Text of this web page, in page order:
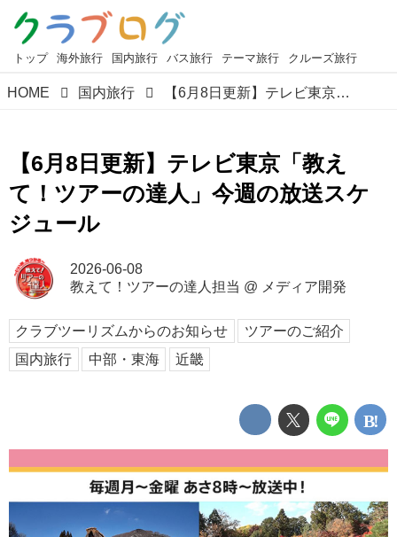
トップ 海外旅行 国内旅行 バス旅行 テーマ旅行 クルーズ旅行
HOME 国内旅行 【6月8日更新】テレビ東京「教えて！ツアーの達人」今週の放送スケジュール
【6月8日更新】テレビ東京「教え
て！ツアーの達人」今週の放送スケ
ジュール
2026-06-08
教えて！ツアーの達人担当 @ メディア開発
クラブツーリズムからのお知らせ
ツアーのご紹介
国内旅行
中部・東海 近畿